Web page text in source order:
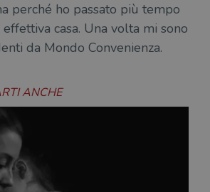
perché ho passato più tempo
casa. Una volta mi sono
da Mondo Convenienza.
ANCHE